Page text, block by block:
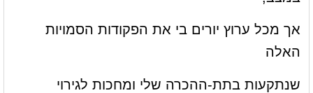
אך מכל ערוץ יורים בי את הפקודות הסמויות
האלה
שנתקעות בתת-ההכרה שלי ומחכות לגירוי